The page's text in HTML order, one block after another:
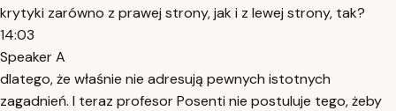
krytyki zarówno z prawej strony, jak i z lewej strony, tak?
14:03
Speaker A
dlatego, że właśnie nie adresują pewnych istotnych
zagadnień. I teraz profesor Posenti nie postuluje tego, żeby